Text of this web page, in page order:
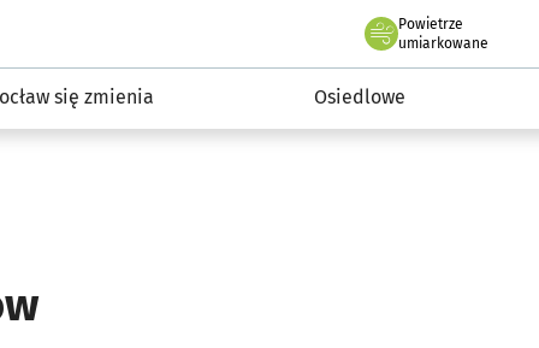
- miejskie inwestycje 2019-2032
Powietrze
we Wrocławiu
umiarkowane
się zmienia Osiedlowe